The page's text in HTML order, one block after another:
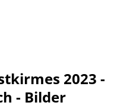
2023 -
- Bilder